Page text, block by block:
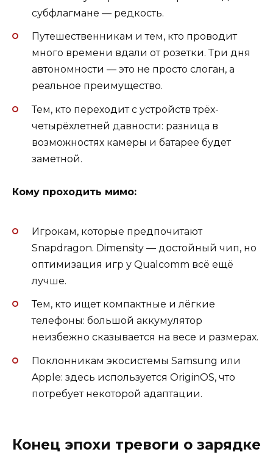
субфлагмане — редкость.
Путешественникам и тем, кто проводит
много времени вдали от розетки. Три дня
автономности — это не просто слоган, а
реальное преимущество.
Тем, кто переходит с устройств трёх-
четырёхлетней давности: разница в
возможностях камеры и батарее будет
заметной.
Кому проходить мимо:
Игрокам, которые предпочитают
Snapdragon. Dimensity — достойный чип, но
оптимизация игр у Qualcomm всё ещё
лучше.
Тем, кто ищет компактные и лёгкие
телефоны: большой аккумулятор
неизбежно сказывается на весе и размерах.
Поклонникам экосистемы Samsung или
Apple: здесь используется OriginOS, что
потребует некоторой адаптации.
Конец эпохи тревоги о зарядке